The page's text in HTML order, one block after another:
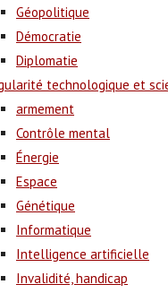
Géopolitique
Démocratie
Diplomatie
technologique et
armement
Contrôle mental
Énergie
Espace
Génétique
Informatique
Intelligence artificielle
Invalidité, handicap